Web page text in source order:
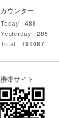
カウンター
Today : 488
Yesterday : 285
Total : 791067
携帯サイト